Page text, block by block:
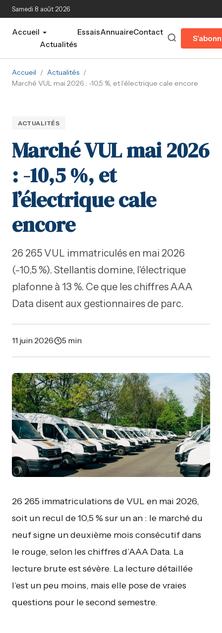
Aller au contenu principal
Samedi 8 août 2026
Accueil
Actualités
EssaisAnnuaireContact
Accueil / Actualités /
Marché VUL mai 2026 : -10,5 %, et l’électrique cale encore
ACTUALITÉS
Marché VUL mai 2026
: -10,5 %, et
l’électrique cale
encore
26 265 VUL immatriculés en mai 2026
(-10,5 %). Stellantis domine, l'électrique
plafonne à 13 %. Ce que les chiffres AAA
Data disent aux gestionnaires de parc.
11 juin 2026· 5 min
26 265 immatriculations de VUL en mai 2026,
soit un recul de 10,5 % sur un an : le marché du
neuf signe un deuxième mois consécutif dans
le rouge, selon les chiffres d’AAA Data. La
lecture brute est sévère. La lecture détaillée
l’est un peu moins, mais elle pose de vraies
questions pour le second semestre.